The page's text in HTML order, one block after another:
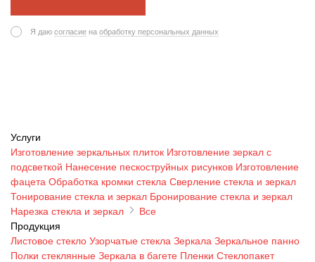
Я даю согласие на обработку персональных данных
Услуги
Изготовление зеркальных плиток Изготовление зеркал с
подсветкой Нанесение пескоструйных рисунков Изготовление
фацета Обработка кромки стекла Сверление стекла и зеркал
Тонирование стекла и зеркал Бронирование стекла и зеркал
Нарезка стекла и зеркал
Все
Продукция
Листовое стекло Узорчатые стекла Зеркала Зеркальное панно
Полки стеклянные Зеркала в багете Пленки Стеклопакет